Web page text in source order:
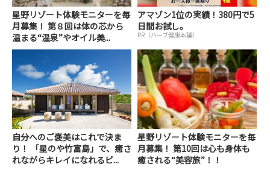
星野リゾート体験モニターを毎
月募集！ 第８回は体の芯から
温まる“温泉”やオイル美...
アマゾン1位の実績！380円で5
日間お試し。
PR（ハーブ健康本舗）
自分へのご褒美はこれで決ま
り！ 「星のや竹富島」で、癒さ
れながらキレイになれるビ...
星野リゾート体験モニターを毎
月募集！ 第10回は心も身体も
癒される“美容旅”！！